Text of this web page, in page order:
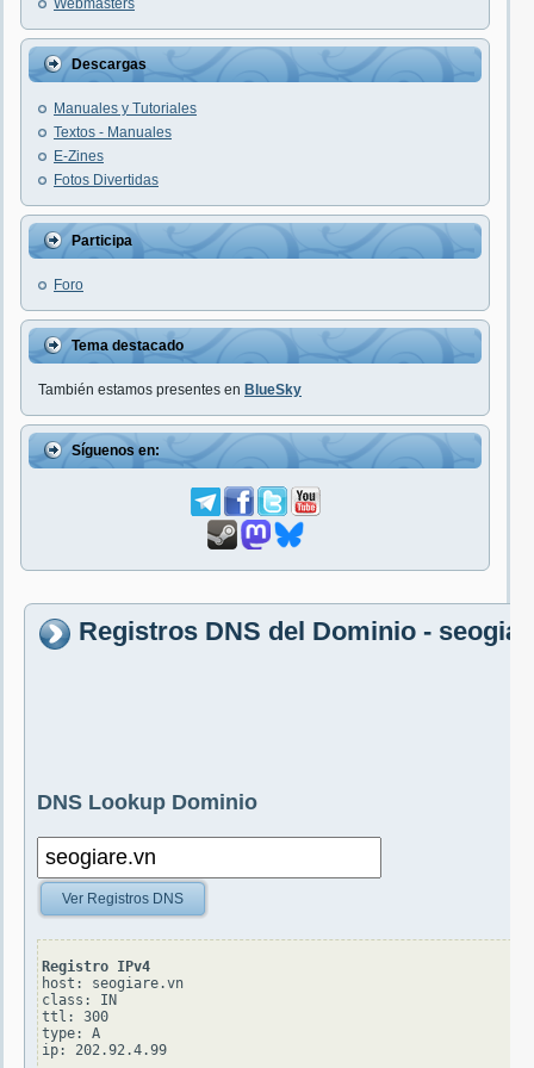
Webmasters
Descargas
Manuales y Tutoriales
Textos - Manuales
E-Zines
Fotos Divertidas
Participa
Foro
Tema destacado
También estamos presentes en BlueSky
Síguenos en:
Registros DNS del Dominio -
DNS Lookup Dominio
Ver Registros DNS
Registro IPv4
host: seogiare.vn
class: IN
ttl: 300
type: A